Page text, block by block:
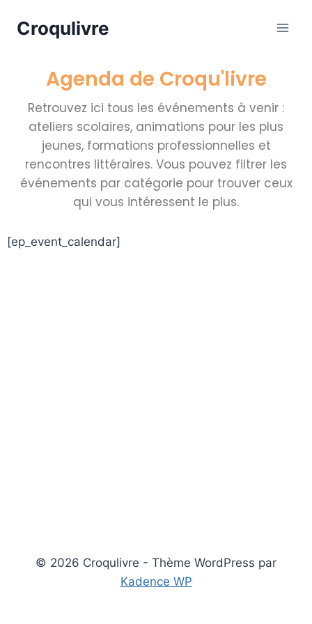
Croqulivre
Agenda de Croqu'livre
Retrouvez ici tous les événements à venir :
ateliers scolaires, animations pour les plus
jeunes, formations professionnelles et
rencontres littéraires. Vous pouvez filtrer les
événements par catégorie pour trouver ceux
qui vous intéressent le plus.
[ep_event_calendar]
© 2026 Croqulivre - Thème WordPress par
Kadence WP